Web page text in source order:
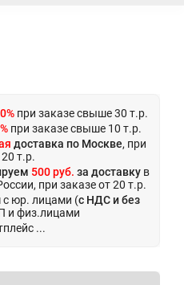
при заказе свыше 30 т.р.
при заказе свыше 10 т.р.
доставка по Москве, при
т.р.
500 руб. за доставку в
при заказе от 20 т.р.
с юр. лицами (с НДС и без
и физ.лицами
...